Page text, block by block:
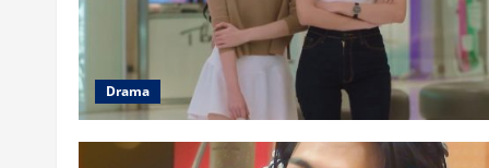
Drama